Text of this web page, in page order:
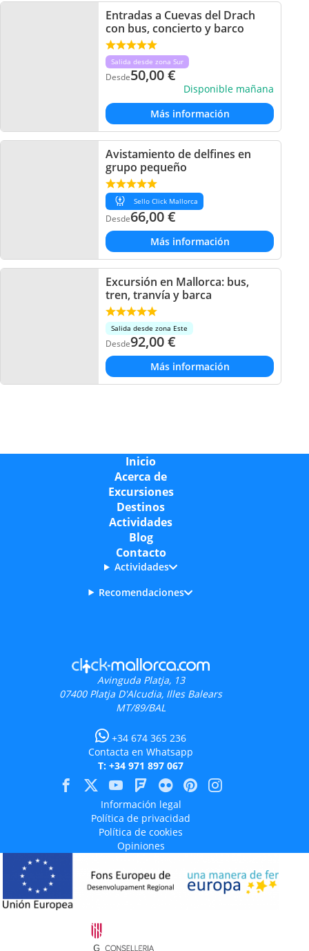
Entradas a Cuevas del Drach
con bus, concierto y barco
Salida desde zona Sur
Desde50,00€
Disponible mañana
Más información
Avistamiento de delfines en
grupo pequeño
Sello Click Mallorca
Desde66,00€
Más información
Excursión en Mallorca: bus,
tren, tranvía y barca
Salida desde zona Este
Desde92,00€
Más información
Inicio
Acerca de
Excursiones
Destinos
Actividades
Blog
Contacto
Actividades
Recomendaciones
Avinguda Platja, 13
07400 Platja D'Alcudia, Illes Balears
MT/89/BAL
+34 674 365 236
Contacta en Whatsapp
T: +34 971 897 067
Información legal
Política de privacidad
Política de cookies
Opiniones